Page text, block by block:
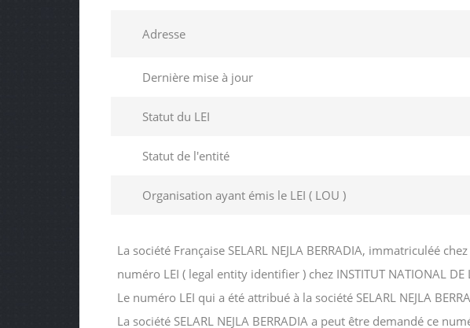
Adresse
Dernière mise à jour
Statut du LEI
Statut de l'entité
Organisation ayant émis le LEI ( LOU )
La société Française SELARL NEJLA BERRADIA, immatriculéé
numéro LEI ( legal entity identifier ) chez INSTITUT NATIONAL
Le numéro LEI qui a été attribué à la société SELARL NEJLA
La société SELARL NEJLA BERRADIA a peut être demandé ce